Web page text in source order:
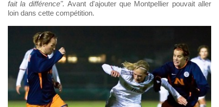
fait la différence".Avant d'ajouter que Montpellier pouvait aller
loin dans cette compétition.